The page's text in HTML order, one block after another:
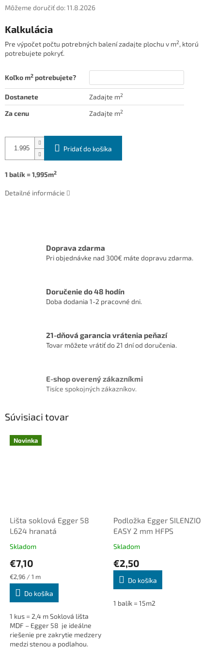
Môžeme doručiť do:11.8.2026
Kalkulácia
Pre výpočet počtu potrebných balení zadajte plochu v m2, ktorú
potrebujete pokryť.
Koľko m2 potrebujete?
Dostanete Zadajte m2
Za cenu Zadajte m2
Pridať do košíka
1 balík = 1,995m2
Detailné informácie
Doprava zdarma
Pri objednávke nad 300€ máte dopravu zdarma.
Doručenie do 48 hodín
Doba dodania 1-2 pracovné dni.
21-dňová garancia vrátenia peňazí
Tovar môžete vrátiť do 21 dní od doručenia.
E-shop overený zákazníkmi
Tisíce spokojných zákazníkov.
Súvisiaci tovar
Novinka
Lišta soklová Egger 58
L624 hranatá
Skladom
€7,10
Jednotková
cena:
€2,96 / 1 m
Do košíka
1 kus = 2,4 m Soklová lišta
MDF – Egger 58 je ideálne
riešenie pre zakrytie medzery
medzi stenou a podlahou.
Podložka Egger SILENZIO
EASY 2 mm HFPS
Skladom
€2,50
Do košíka
1 balík = 15m2